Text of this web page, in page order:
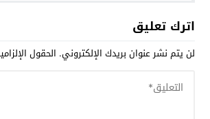
اترك تعليق
لن يتم نشر عنوان بريدك الإلكتروني. الحقول